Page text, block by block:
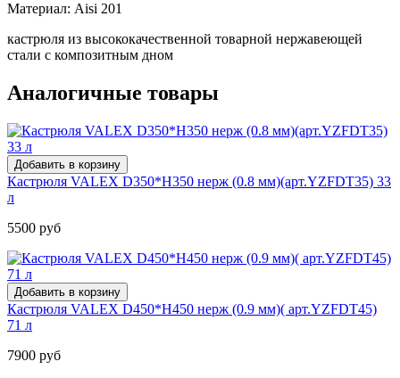
Материал: Aisi 201
кастрюля из высококачественной товарной нержавеющей
стали с композитным дном
Аналогичные товары
Кастрюля VALEX D350*H350 нерж (0.8 мм)(арт.YZFDT35) 33
л
5500 руб
Кастрюля VALEX D450*H450 нерж (0.9 мм)( арт.YZFDT45)
71 л
7900 руб